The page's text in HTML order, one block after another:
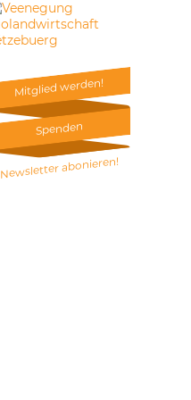
Mitglied werden!
Mitglied werden!
Spenden
Spenden
Newsletter abonieren!